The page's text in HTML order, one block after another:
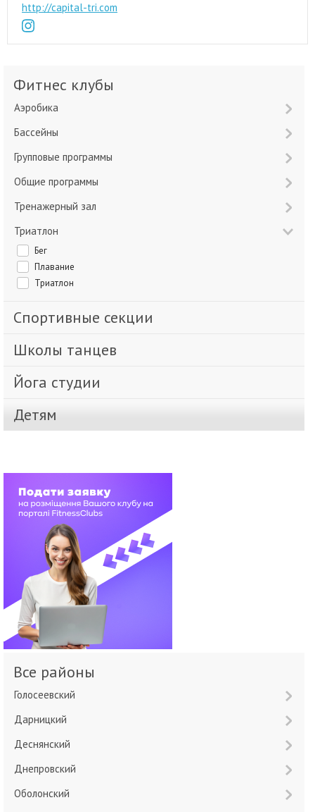
http://capital-tri.com
Фитнес клубы
Аэробика
Бассейны
Групповые программы
Общие программы
Тренажерный зал
Триатлон
Бег
Плавание
Триатлон
Спортивные секции
Школы танцев
Йога студии
Детям
Все районы
Голосеевский
Дарницкий
Деснянский
Днепровский
Оболонский